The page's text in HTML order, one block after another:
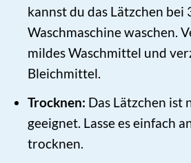
kannst du das Lätzchen bei
Waschmaschine waschen.
mildes Waschmittel und
Bleichmittel.
Trocknen: Das Lätzchen ist
geeignet. Lasse es einfach
trocknen.